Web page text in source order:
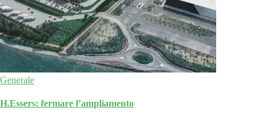
Generale
H.Essers: fermare l’ampliamento